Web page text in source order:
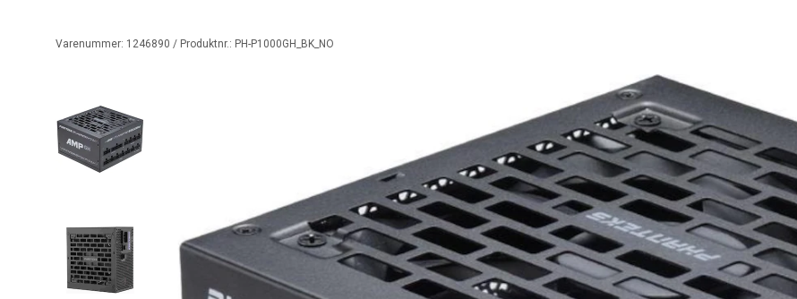
Varenummer: 1246890 / Produktnr.: PH-P1000GH_BK_NO